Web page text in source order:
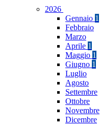
2026
Gennaio 1
Febbraio
Marzo
Aprile 1
Maggio 1
Giugno 1
Luglio
Agosto
Settembre
Ottobre
Novembre
Dicembre